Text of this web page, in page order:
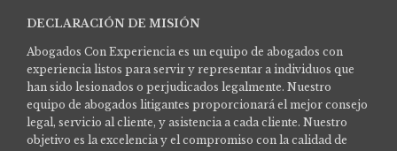
DECLARACIÓN DE MISIÓN
Abogados Con Experiencia es un equipo de abogados con
experiencia listos para servir y representar a individuos que
han sido lesionados o perjudicados legalmente. Nuestro
equipo de abogados litigantes proporcionará el mejor consejo
legal, servicio al cliente, y asistencia a cada cliente. Nuestro
objetivo es la excelencia y el compromiso con la calidad de